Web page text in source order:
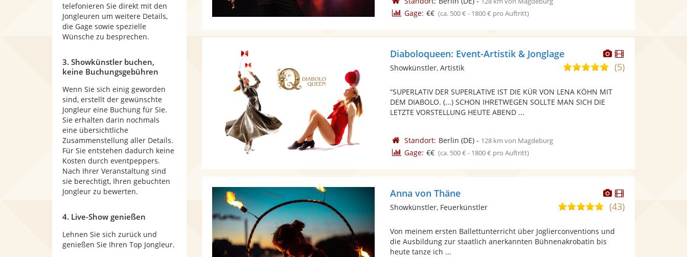
Gage: €€ (ca. 500 € - 1800 € pro Auftritt)
Dieser
Künstler
stellt
Dieser
Künstler
Diaboloqueen: Event-Artistik & Jonglage
5,0
5
(5)
Showkünstler, Artistik
“SUPERLATIV DER SUPERLATIVE IST DIE KÜR VON LENA KÖHN MIT
DEM DIABOLO. (...) SCHON IHRETWEGEN SOLLTE MAN SICH DIE
LETZTE VORSTELLUNG HEUTE ABEND ...
Standort: Berlin (DE)- 128 km von Magdeburg
Gage: €€ (ca. 500 € - 1800 € pro Auftritt)
Dieser
Künstler
stellt
Fotos
bereit.
Dieser
Künstler
Anna von Thäne
5,0
5
Sternen
(43)
Showkünstler, Feuerkünstler
Von meinem ersten Ballettunterricht über Joglierconventions und
die Ausbildung zur staatlich anerkannten Bühnenakrobatin bis
heute tanze ich ...
telefonieren Sie direkt mit den
Jongleuren um weitere Details,
die Gage sowie spezielle
Wünsche zu besprechen.
3. Showkünstler buchen,
keine Buchungsgebühren
Wenn Sie sich einig geworden
sind, erstellt der gewünschte
Jongleur eine Buchung für Sie.
Sie erhalten darin nochmals
eine übersichtliche
Zusammenstellung aller Details.
Für Sie entstehen dadurch keine
Kosten durch eventpeppers.
Nach Ihrer Veranstaltung sind
sie berechtigt, Ihren gebuchten
Jongleur zu bewerten.
4. Live-Show genießen
Lehnen Sie sich zurück und
genießen Sie Ihren Top Jongleur.